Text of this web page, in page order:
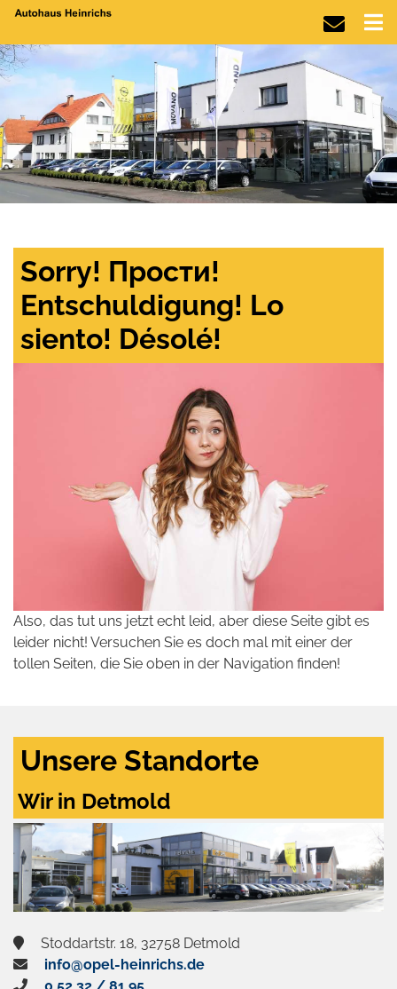
Sorry! Прости!
Entschuldigung! Lo
siento! Désolé!
Also, das tut uns jetzt echt leid, aber diese Seite gibt es
leider nicht! Versuchen Sie es doch mal mit einer der
tollen Seiten, die Sie oben in der Navigation finden!
Unsere Standorte
Wir in Detmold
Stoddartstr. 18, 32758 Detmold
info@opel-heinrichs.de